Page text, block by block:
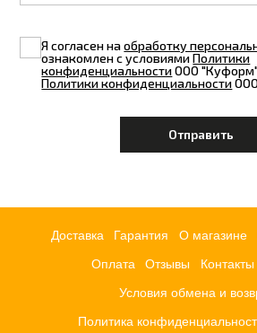
Я согласен наобработку
ознакомлен с условиямиПолитики
конфиденциальностиООО
Политики конфиденциальности
Доставка Гарантия О магазине
Оплата Отзывы Контакты
Условия обмена и
Политика